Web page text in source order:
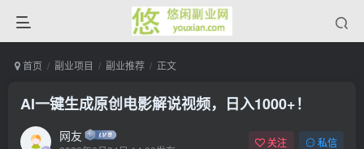
首页 副业项目 副业推荐 正文
AI一键生成原创电影解说视频，日入1000+！
网友 关注 私信